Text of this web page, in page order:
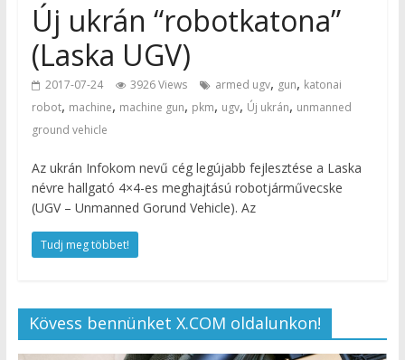
Új ukrán “robotkatona”
(Laska UGV)
2017-07-24 3926 Views armed ugv, gun, katonai
robot, machine, machine gun, pkm, ugv, Új ukrán, unmanned
ground vehicle
Az ukrán Infokom nevű cég legújabb fejlesztése a Laska
névre hallgató 4×4-es meghajtású robotjárművecske
(UGV – Unmanned Gorund Vehicle). Az
Tudj meg többet!
Kövess bennünket X.COM oldalunkon!